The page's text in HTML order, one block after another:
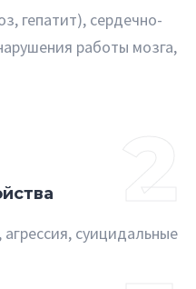
гепатит), сердечно-
работы мозга,
суицидальные